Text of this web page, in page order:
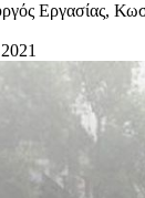
Εργασίας,